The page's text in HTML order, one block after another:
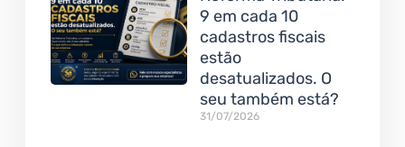
9 em cada 10
cadastros fiscais
estão
desatualizados. O
seu também está?
31/07/2026